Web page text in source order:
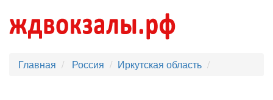
Главная Россия Иркутская область